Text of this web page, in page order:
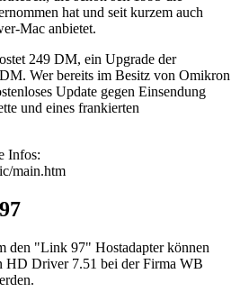
hat und seit kurzem auch
Mac anbietet.
249 DM, ein Upgrade der
Wer bereits im Besitz von Omikron
Update gegen Einsendung
und eines frankierten
Infos:
main.htm
den "Link 97" Hostadapter können
HD Driver 7.51 bei der Firma WB